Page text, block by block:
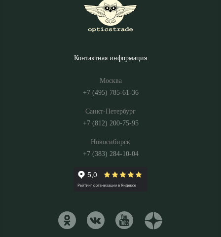
Контактная информация
Москва
+7 (495) 785-61-36
Санкт-Петербург
+7 (812) 200-75-95
Новосибирск
+7 (383) 284-10-04